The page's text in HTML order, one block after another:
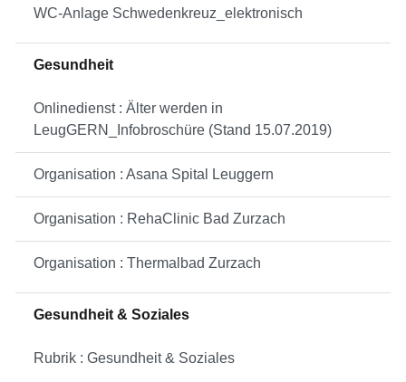
WC-Anlage Schwedenkreuz_elektronisch
Gesundheit
Onlinedienst : Älter werden in
LeugGERN_Infobroschüre (Stand 15.07.2019)
Organisation : Asana Spital Leuggern
Organisation : RehaClinic Bad Zurzach
Organisation : Thermalbad Zurzach
Gesundheit & Soziales
Rubrik : Gesundheit & Soziales